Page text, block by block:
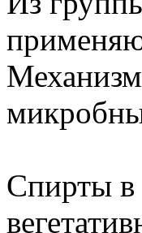
Механизм
Спирты в